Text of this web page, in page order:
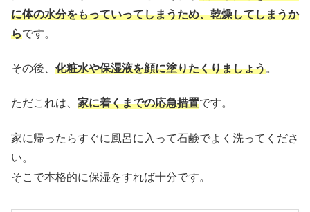
に体の水分をもっていってしまうため、乾燥してしまうか
らです。
その後、 化粧水や保湿液を顔に塗りたくりましょう。
ただこれは、 家に着くまでの応急措置です。
家に帰ったらすぐに風呂に入って石鹸でよく洗ってくださ
い。
そこで本格的に保湿をすれば十分です。